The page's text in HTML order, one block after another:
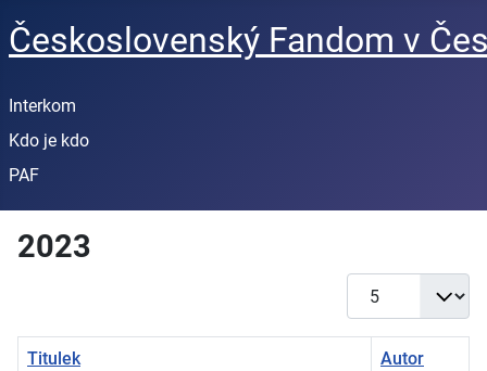
Československý Fandom v
Interkom
Kdo je kdo
PAF
2023
Počet zobrazení
Titulek Autor